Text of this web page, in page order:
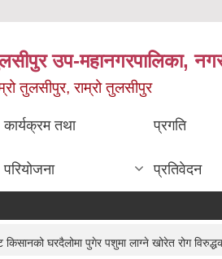
उप-महानगरपालिका,
तुलसीपुर, राम्रो तुलसीपुर
कार्यक्रम तथा
परियोजना
प्रगति
प्रतिवेदन
किसानको घरदैलोमा पुगेर पशुमा लाग्ने खोरेत रोग